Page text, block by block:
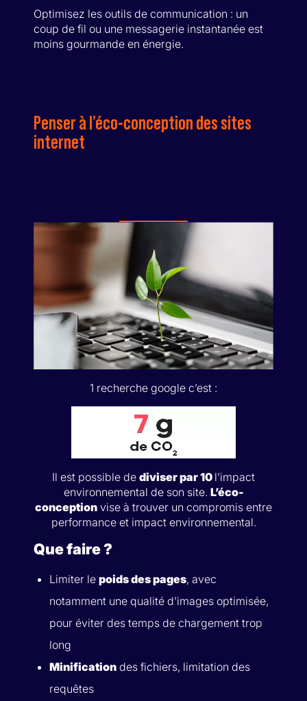
Optimisez les outils de communication : un
coup de fil ou une messagerie instantanée est
moins gourmande en énergie.
Penser à l’éco-conception des sites
internet
1 recherche google c’est :
Il est possible de diviser par 10 l’impact
environnemental de son site. L’éco-
conception vise à trouver un compromis entre
performance et impact environnemental.
Que faire ?
Limiter le poids des pages, avec
notamment une qualité d’images optimisée,
pour éviter des temps de chargement trop
long
Minification des fichiers, limitation des
requêtes